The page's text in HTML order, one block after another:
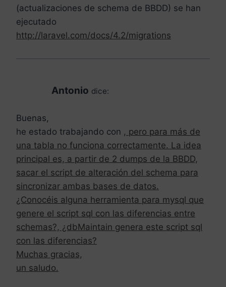
(actualizaciones de schema de BBDD) se han
ejecutado
http://laravel.com/docs/4.2/migrations
Antonio dice:
Buenas,
he estado trabajando con , pero para más de
una tabla no funciona correctamente. La idea
principal es, a partir de 2 dumps de la BBDD,
sacar el script de alteración del schema para
sincronizar ambas bases de datos.
¿Conocéis alguna herramienta para mysql que
genere el script sql con las diferencias entre
schemas?, ¿dbMaintain genera este script sql
con las diferencias?
Muchas gracias,
un saludo.